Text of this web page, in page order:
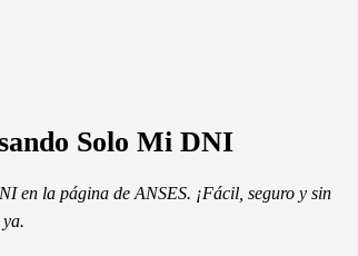
Solo Mi DNI
en la página de ANSES. ¡Fácil, seguro y sin